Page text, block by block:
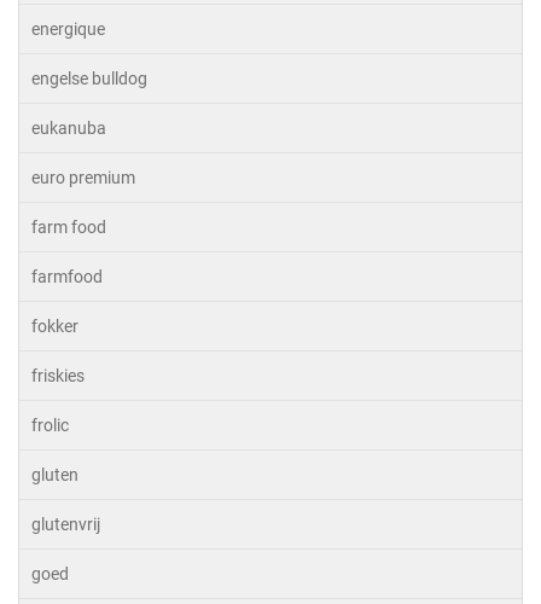
energique
engelse bulldog
eukanuba
euro premium
farm food
farmfood
fokker
friskies
frolic
gluten
glutenvrij
goed